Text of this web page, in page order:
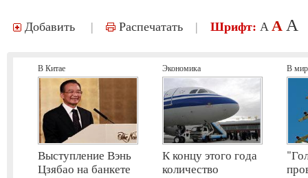
Добавить | Распечатать | Шрифт: A A A
В Китае
Выступление Вэнь
Цзябао на банкете
Экономика
К концу этого года
количество
В